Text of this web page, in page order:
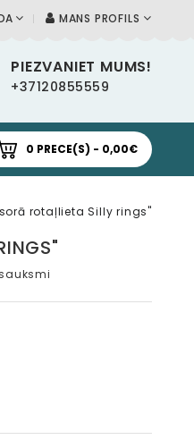
MANS PROFILS
PIEZVANIET MUMS!
+37120855559
0 PRECE(S) - 0,00€
rotaļlieta Silly rings"